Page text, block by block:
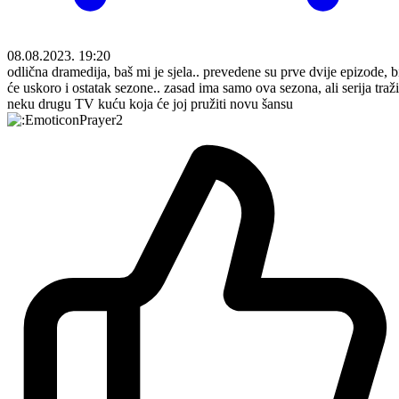
08.08.2023. 19:20
odlična dramedija, baš mi je sjela.. prevedene su prve dvije epizode,
će uskoro i ostatak sezone.. zasad ima samo ova sezona, ali serija traži
neku drugu TV kuću koja će joj pružiti novu šansu